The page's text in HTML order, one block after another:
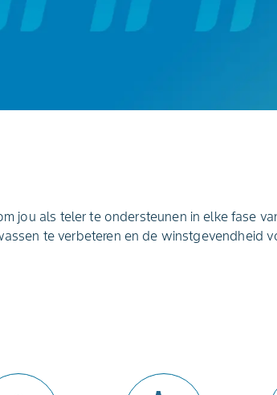
jou als teler te ondersteunen in elke fase
te verbeteren en de winstgevendheid